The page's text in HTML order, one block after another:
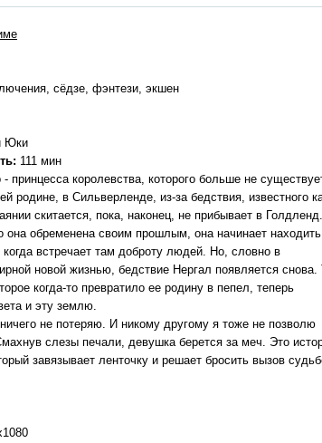
сёдзе, фэнтези, экшен
Юки
111 мин
принцесса королевства, которого больше не
родине, в Сильверленде, из-за бедствия, известного
скитается, пока, наконец, не прибывает в Голдленд.
она обременена своим прошлым, она начинает находить
встречает там доброту людей. Но, словно в
новой жизнью, бедствие Нергал появляется снова.
когда-то превратило ее родину в пепел, теперь
и эту землю.
не потеряю. И никому другому я тоже не позволю
слезы печали, девушка берется за меч. Это
завязывает ленточку и решает бросить вызов